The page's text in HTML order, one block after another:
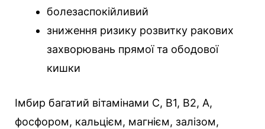
болезаспокійливий
зниження ризику розвитку ракових
захворювань прямої та ободової
кишки
Імбир багатий вітамінами C, B1, B2, A,
фосфором, кальцієм, магнієм, залізом,